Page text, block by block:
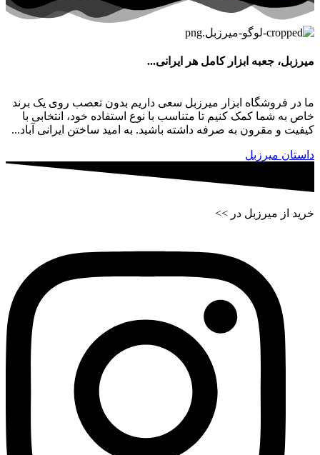
میرزبل، جعبه ابزار کامل هر ایرانی...
ما در فروشگاه ابزار میرزبل سعی داریم بدون تعصب روی یک برند
خاص به شما کمک کنیم تا متناسب با نوع استفاده خود، انتخابی با
کیفیت و مقرون به صرفه داشته باشید. به امید ساختن ایرانی آباد...
داستان میرزبل
خرید از میرزبل در >>